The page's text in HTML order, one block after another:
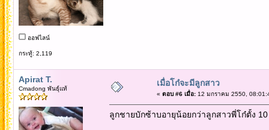
ออฟไลน์
กระทู้: 2,119
Apirat T.
Cmadong พันธุ์แท้
เมื่อโก๋จะมีลูกสาว
« ตอบ #6 เมื่อ:12 มกราคม 2550,
ลูกชายบักซ้าบอายุน้อยกว่าลูกสาวพี่โก๋ตั้ง